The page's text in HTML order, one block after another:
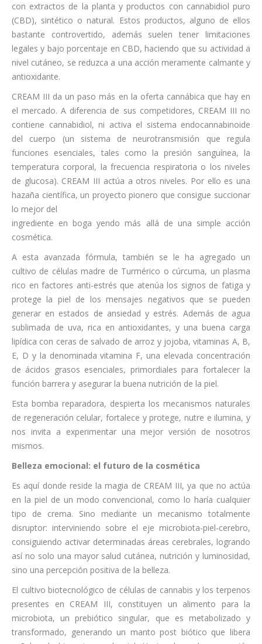
con extractos de la planta y productos con cannabidiol puro
(CBD), sintético o natural. Estos productos, alguno de ellos
bastante controvertido, además suelen tener limitaciones
legales y bajo porcentaje en CBD, haciendo que su actividad a
nivel cutáneo, se reduzca a una acción meramente calmante y
antioxidante.
CREAM III da un paso más en la oferta cannábica que hay en
el mercado. A diferencia de sus competidores, CREAM III no
contiene cannabidiol, ni activa el sistema endocannabinoide
del cuerpo (un sistema de neurotransmisión que regula
funciones esenciales, tales como la presión sanguínea, la
temperatura corporal, la frecuencia respiratoria o los niveles
de glucosa). CREAM III actúa a otros niveles. Por ello es una
hazaña científica, un proyecto pionero que consigue succionar
lo mejor del
ingrediente en boga yendo más allá de una simple acción
cosmética.
A esta avanzada fórmula, también se le ha agregado un
cultivo de células madre de Turmérico o cúrcuma, un plasma
rico en factores anti-estrés que atenúa los signos de fatiga y
protege la piel de los mensajes negativos que se pueden
generar en estados de ansiedad y estrés. Además de agua
sublimada de uva, rica en antioxidantes, y una buena carga
lipídica con ceras de salvado de arroz y jojoba, vitaminas A, B,
E, D y la denominada vitamina F, una elevada concentración
de ácidos grasos esenciales, primordiales para fortalecer la
función barrera y asegurar la buena nutrición de la piel.
Esta bomba reparadora, despierta los mecanismos naturales
de regeneración celular, fortalece y protege, nutre e ilumina, y
nos invita a experimentar una mejor versión de nosotros
mismos.
Belleza emocional: el futuro de la cosmética
Es aquí donde reside la magia de CREAM III, ya que no actúa
en la piel de un modo convencional, como lo haría cualquier
tipo de crema. Sino mediante un mecanismo totalmente
disruptor: interviniendo sobre el eje microbiota-piel-cerebro,
consiguiendo activar determinadas áreas cerebrales, logrando
así no solo una mayor salud cutánea, nutrición y luminosidad,
sino una percepción positiva de la belleza.
El cultivo biotecnológico de células de cannabis y los terpenos
presentes en CREAM III, constituyen un alimento para la
microbiota, un prebiótico singular, que es metabolizado y
transformado, generando un manto post biótico que libera